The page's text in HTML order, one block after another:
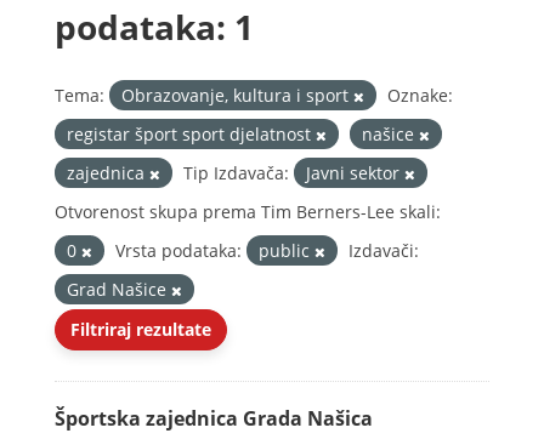
podataka: 1
Tema: Obrazovanje, kultura i sport
Oznake:
registar šport sport djelatnost
našice
zajednica
Tip Izdavača:
Javni sektor
Otvorenost skupa prema Tim Berners-Lee skali:
0
Vrsta podataka: public
Izdavači:
Grad Našice
Filtriraj rezultate
Športska zajednica Grada Našica